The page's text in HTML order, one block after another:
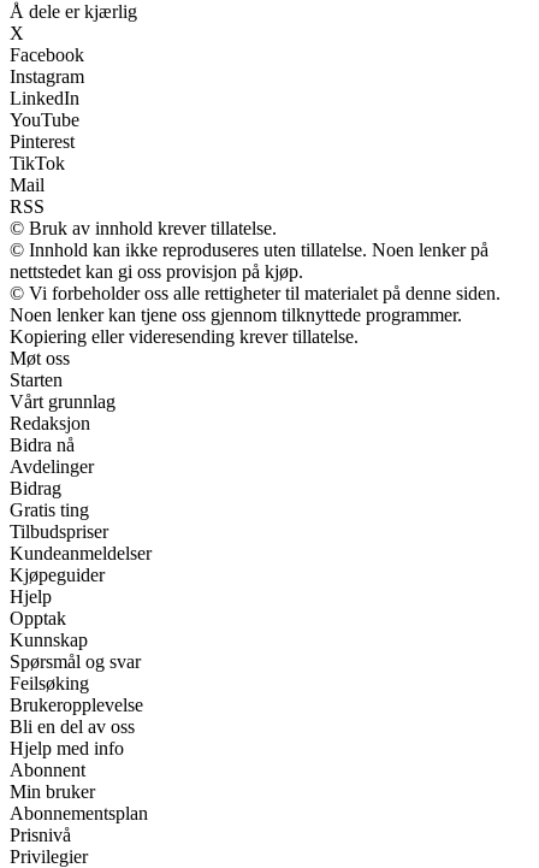
Å dele er kjærlig
X
Facebook
Instagram
LinkedIn
YouTube
Pinterest
TikTok
Mail
RSS
© Bruk av innhold krever tillatelse.
© Innhold kan ikke reproduseres uten tillatelse. Noen lenker på
nettstedet kan gi oss provisjon på kjøp.
© Vi forbeholder oss alle rettigheter til materialet på denne siden.
Noen lenker kan tjene oss gjennom tilknyttede programmer.
Kopiering eller videresending krever tillatelse.
Møt oss
Starten
Vårt grunnlag
Redaksjon
Bidra nå
Avdelinger
Bidrag
Gratis ting
Tilbudspriser
Kundeanmeldelser
Kjøpeguider
Hjelp
Opptak
Kunnskap
Spørsmål og svar
Feilsøking
Brukeropplevelse
Bli en del av oss
Hjelp med info
Abonnent
Min bruker
Abonnementsplan
Prisnivå
Privilegier